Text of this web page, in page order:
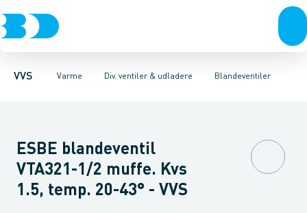
VVS Varme
Rør & fittingsPressfittings & rørKuglehaner & ventiler
Div. ventiler & udladere
RadiatorerRadiatorfittings & tilbehørGulvvarme & tilbehør
Blandeventiler
Sikkerheds ventilerVandfiltre & kalkspalterUdladere
ESBE blandeventil
VTA321-1/2 muffe. Kvs
1.5, temp. 20-43° - VVS